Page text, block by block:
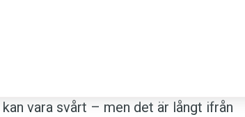
vara svårt – men det är långt ifrån